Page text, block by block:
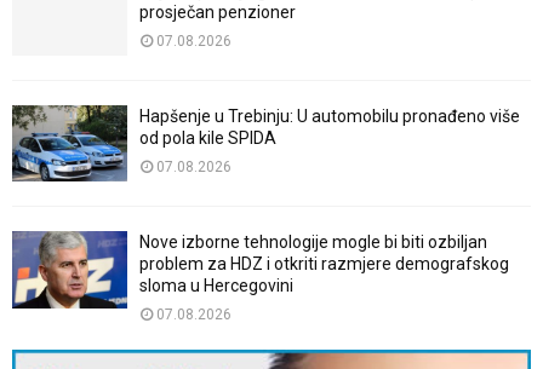
prosječan penzioner
07.08.2026
Hapšenje u Trebinju: U automobilu pronađeno više
od pola kile SPIDA
07.08.2026
Nove izborne tehnologije mogle bi biti ozbiljan
problem za HDZ i otkriti razmjere demografskog
sloma u Hercegovini
07.08.2026